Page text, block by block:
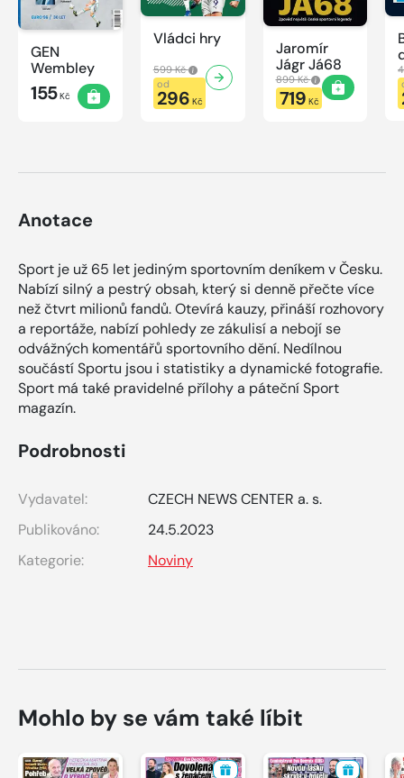
GEN
Wembley
155Kč
Vládci hry
599 Kč
od
296 Kč
Jaromír
Jágr Já68
899 Kč
719 Kč
Anotace
Sport je už 65 let jediným sportovním deníkem v Česku.
Nabízí silný a pestrý obsah, který si denně přečte více
než čtvrt milionů fandů. Otevírá kauzy, přináší rozhovory
a reportáže, nabízí pohledy ze zákulisí a nebojí se
odvážných komentářů sportovního dění. Nedílnou
součástí Sportu jsou i statistiky a dynamické fotografie.
Sport má také pravidelné přílohy a páteční Sport
magazín.
Podrobnosti
Vydavatel:
CZECH NEWS CENTER a. s.
Publikováno:
24.5.2023
Kategorie:
Noviny
Mohlo by se vám také líbit